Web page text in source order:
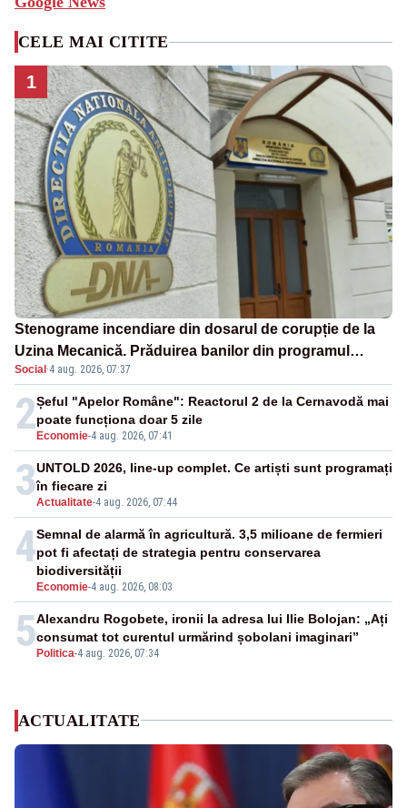
CELE MAI CITITE
1
Stenograme incendiare din dosarul de corupție de la
Uzina Mecanică. Prăduirea banilor din programul
SAFE, interceptată de DNA
Social·4 aug. 2026, 07:37
2Economie-4 aug. 2026, 07:41
Șeful "Apelor Române": Reactorul 2 de la Cernavodă mai
poate funcționa doar 5 zile
3Actualitate-4 aug. 2026, 07:44
UNTOLD 2026, line-up complet. Ce artiști sunt programați
în fiecare zi
4
Economie-4 aug. 2026, 08:03
Semnal de alarmă în agricultură. 3,5 milioane de fermieri
pot fi afectați de strategia pentru conservarea
biodiversității
5Politica-4 aug. 2026, 07:34
Alexandru Rogobete, ironii la adresa lui Ilie Bolojan: „Ați
consumat tot curentul urmărind șobolani imaginari”
ACTUALITATE